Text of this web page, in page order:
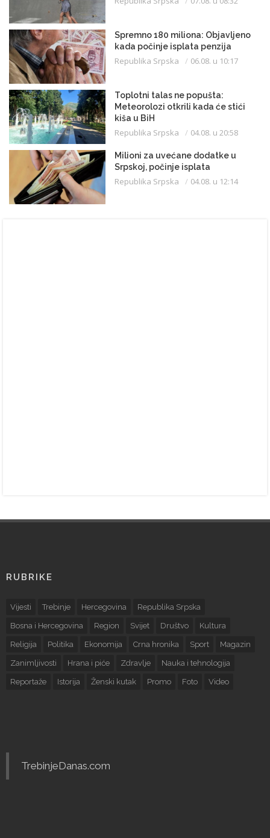
Spremno 180 miliona: Objavljeno
kada počinje isplata penzija
Republika Srpska 06.08. u 10:17
Toplotni talas ne popušta:
Meteorolozi otkrili kada će stići
kiša u BiH
Republika Srpska 04.08. u 20:58
Milioni za uvećane dodatke u
Srpskoj, počinje isplata
Republika Srpska 04.08. u 12:14
RUBRIKE
Vijesti Trebinje Hercegovina Republika Srpska
Bosna i Hercegovina Region Svijet Društvo Kultura
Religija Politika Ekonomija Crna hronika Sport Magazin
Zanimljivosti Hrana i piće Zdravlje Nauka i tehnologija
Reportaže Istorija Ženski kutak Promo Foto Video
TrebinjeDanas.com